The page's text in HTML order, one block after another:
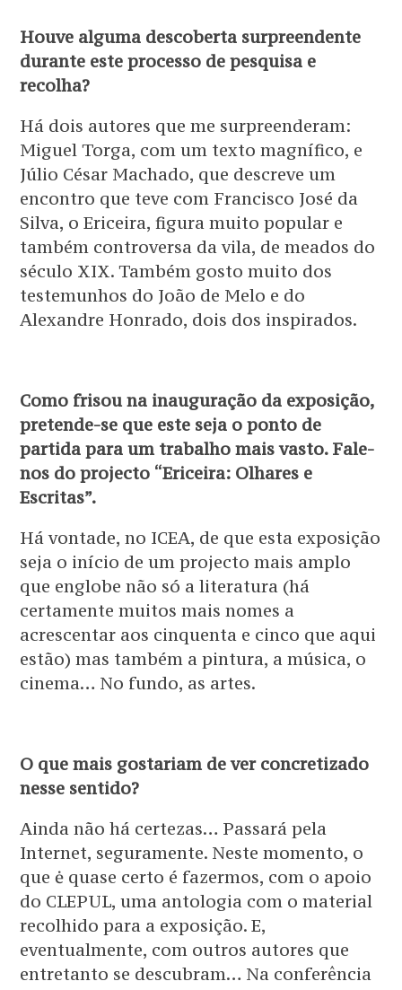
Houve alguma descoberta surpreendente
durante este processo de pesquisa e
recolha?
Há dois autores que me surpreenderam:
Miguel Torga, com um texto magnífico, e
Júlio César Machado, que descreve um
encontro que teve com Francisco José da
Silva, o Ericeira, figura muito popular e
também controversa da vila, de meados do
século XIX. Também gosto muito dos
testemunhos do João de Melo e do
Alexandre Honrado, dois dos inspirados.
Como frisou na inauguração da exposição,
pretende-se que este seja o ponto de
partida para um trabalho mais vasto. Fale-
nos do projecto “Ericeira: Olhares e
Escritas”.
Há vontade, no ICEA, de que esta exposição
seja o início de um projecto mais amplo
que englobe não só a literatura (há
certamente muitos mais nomes a
acrescentar aos cinquenta e cinco que aqui
estão) mas também a pintura, a música, o
cinema… No fundo, as artes.
O que mais gostariam de ver concretizado
nesse sentido?
Ainda não há certezas… Passará pela
Internet, seguramente. Neste momento, o
que ė quase certo é fazermos, com o apoio
do CLEPUL, uma antologia com o material
recolhido para a exposição. E,
eventualmente, com outros autores que
entretanto se descubram… Na conferência